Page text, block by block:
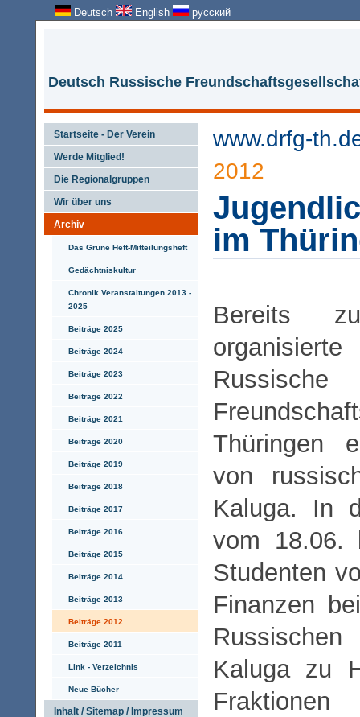
Deutsch English русский
Deutsch Russische
Startseite - Der Verein
Werde Mitglied!
Die Regionalgruppen
Wir über uns
Archiv
Das Grüne Heft-Mitteilungsheft
Gedächtniskultur
Chronik Veranstaltungen 2013 -
2025
Beiträge 2025
Beiträge 2024
Beiträge 2023
Beiträge 2022
Beiträge 2021
Beiträge 2020
Beiträge 2019
Beiträge 2018
Beiträge 2017
Beiträge 2016
Beiträge 2015
Beiträge 2014
Beiträge 2013
Beiträge 2012
Beiträge 2011
Link - Verzeichnis
Neue Bücher
Inhalt / Sitemap / Impressum
www.drfg-
2012
im
Bereits
Russische
Thüringen
von
Kaluga. In
vom 18.06.
Studenten
Finanzen
Kaluga zu